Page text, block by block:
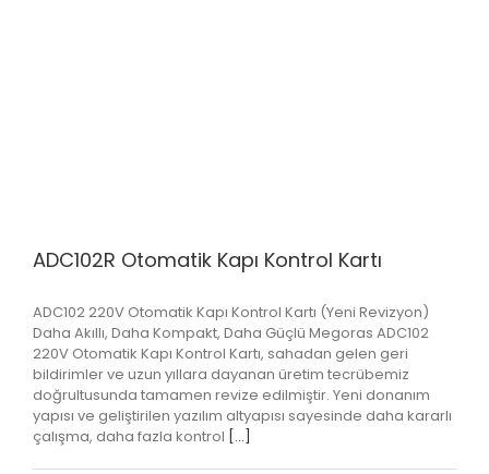
ADC102R Otomatik Kapı Kontrol Kartı
ADC102 220V Otomatik Kapı Kontrol Kartı (Yeni Revizyon)
Daha Akıllı, Daha Kompakt, Daha Güçlü Megoras ADC102
220V Otomatik Kapı Kontrol Kartı, sahadan gelen geri
bildirimler ve uzun yıllara dayanan üretim tecrübemiz
doğrultusunda tamamen revize edilmiştir. Yeni donanım
yapısı ve geliştirilen yazılım altyapısı sayesinde daha kararlı
çalışma, daha fazla kontrol [...]